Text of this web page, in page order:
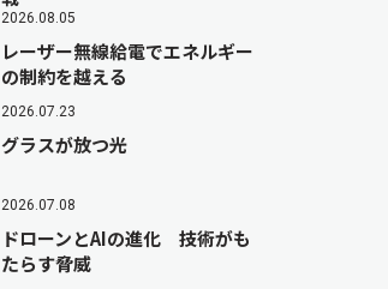
2026.08.05
レーザー無線給電でエネルギー
の制約を越える
2026.07.23
グラスが放つ光
2026.07.08
ドローンとAIの進化 技術がも
たらす脅威